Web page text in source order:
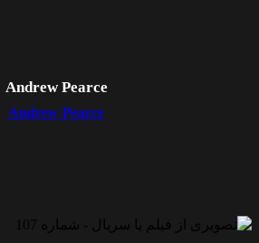
Andrew Pearce
Andrew Pearce